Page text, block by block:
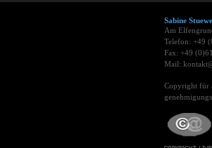
Sabine
Am
Telefon: +49
Fax: +49
Mail:
Copyright für